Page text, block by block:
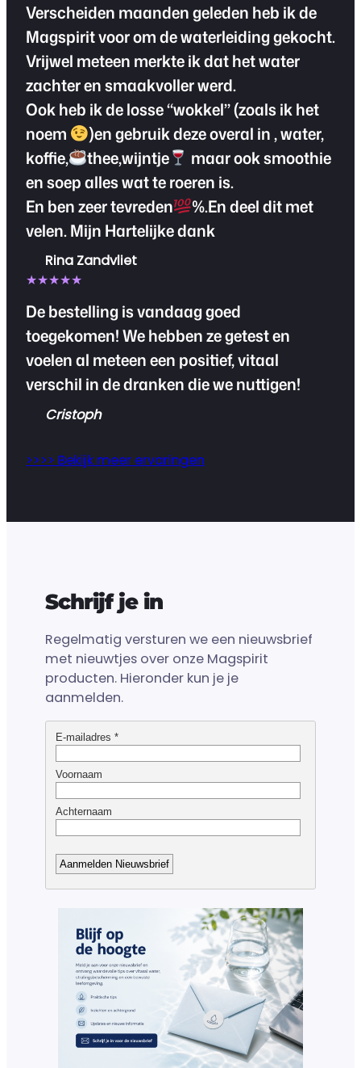
Verscheiden maanden geleden heb ik de
Magspirit voor om de waterleiding gekocht.
Vrijwel meteen merkte ik dat het water
zachter en smaakvoller werd.
Ook heb ik de losse “wokkel” (zoals ik het
noem
)en gebruik deze overal in , water,
koffie,
thee,wijntje
maar ook smoothie
en soep alles wat te roeren is.
En ben zeer tevreden
%.En deel dit met
velen. Mijn Hartelijke dank
Rina Zandvliet
★★★★★
De bestelling is vandaag goed
toegekomen! We hebben ze getest en
voelen al meteen een positief, vitaal
verschil in de dranken die we nuttigen!
Cristoph
>>>> Bekijk meer ervaringen
Schrijf je in
Regelmatig versturen we een nieuwsbrief
met nieuwtjes over onze Magspirit
producten. Hieronder kun je je
aanmelden.